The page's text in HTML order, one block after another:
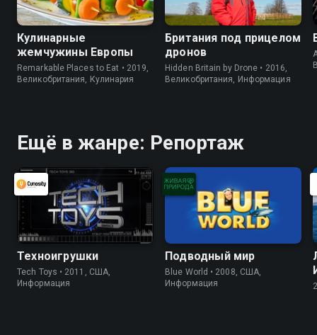
Кулинарные
жемчужины Европы
Remarkable Places to Eat • 2019,
Великобритания, Кулинария
Британия под прицелом
дронов
Hidden Britain by Drone • 2016,
Великобритания, Информация
Ещё в жанре: Репортаж
Техноигрушки
Tech Toys • 2011, США,
Информация
Подводный мир
Blue World • 2008, США,
Информация